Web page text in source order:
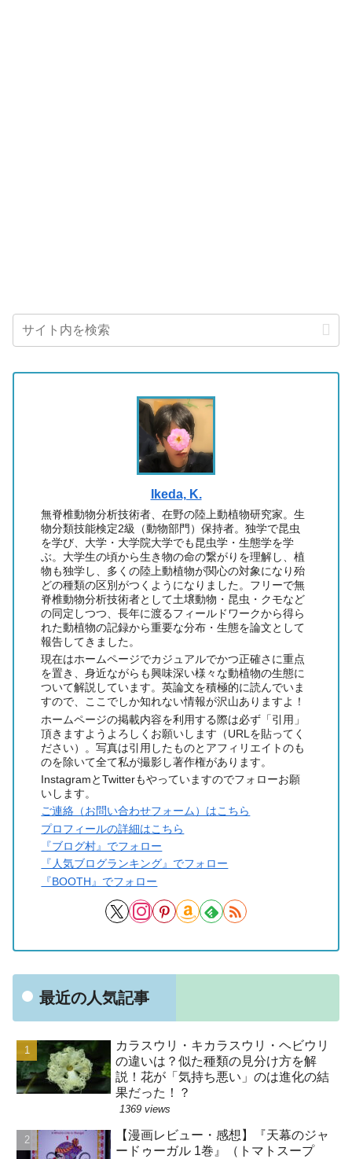
Ikeda, K.
無脊椎動物分析技術者、在野の陸上動植物研究家。生
物分類技能検定2級（動物部門）保持者。独学で昆虫
を学び、大学・大学院大学でも昆虫学・生態学を学
ぶ。大学生の頃から生き物の命の繋がりを理解し、植
物も独学し、多くの陸上動植物が関心の対象になり殆
どの種類の区別がつくようになりました。フリーで無
脊椎動物分析技術者として土壌動物・昆虫・クモなど
の同定しつつ、長年に渡るフィールドワークから得ら
れた動植物の記録から重要な分布・生態を論文として
報告してきました。
現在はホームページでカジュアルでかつ正確さに重点
を置き、身近ながらも興味深い様々な動植物の生態に
ついて解説しています。英論文を積極的に読んでいま
すので、ここでしか知れない情報が沢山ありますよ！
ホームページの掲載内容を利用する際は必ず「引用」
頂きますようよろしくお願いします（URLを貼ってく
ださい）。写真は引用したものとアフィリエイトのも
のを除いて全て私が撮影し著作権があります。
InstagramとTwitterもやっていますのでフォローお願
いします。
ご連絡（お問い合わせフォーム）はこちら
プロフィールの詳細はこちら
『ブログ村』でフォロー
『人気ブログランキング』でフォロー
『BOOTH』でフォロー
最近の人気記事
カラスウリ・キカラスウリ・ヘビウリ
の違いは？似た種類の見分け方を解
説！花が「気持ち悪い」のは進化の結
果だった！？
1369 views
【漫画レビュー・感想】『天幕のジャ
ードゥーガル 1巻』（トマトスープ